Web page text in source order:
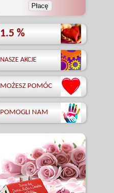
1.5 %
NASZE AKCJE
MOŻESZ POMÓC
POMOGLI NAM